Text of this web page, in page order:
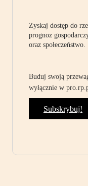
Zyskaj dostęp do
prognoz
oraz społeczeństwo.
Buduj swoją
wyłącznie w
Subskrybuj!